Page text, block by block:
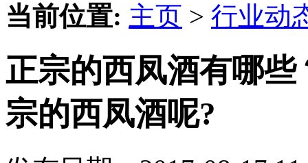
当前位置: 主页 > 行业动
正宗的西凤酒有哪
宗的西凤酒呢?